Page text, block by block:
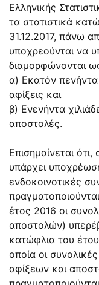
Ελληνικής
τα στατιστικά
31.12.2017, πάνω
υποχρεούνται να
διαμορφώνονται
α) Εκατόν πενήντα
αφίξεις και
β) Ενενήντα
αποστολές.
Επισημαίνεται
υπάρχει
ενδοκοινοτικές
έτος 2016 οι
αποστολών)
κατώφλια του
οποία οι
αφίξεων και